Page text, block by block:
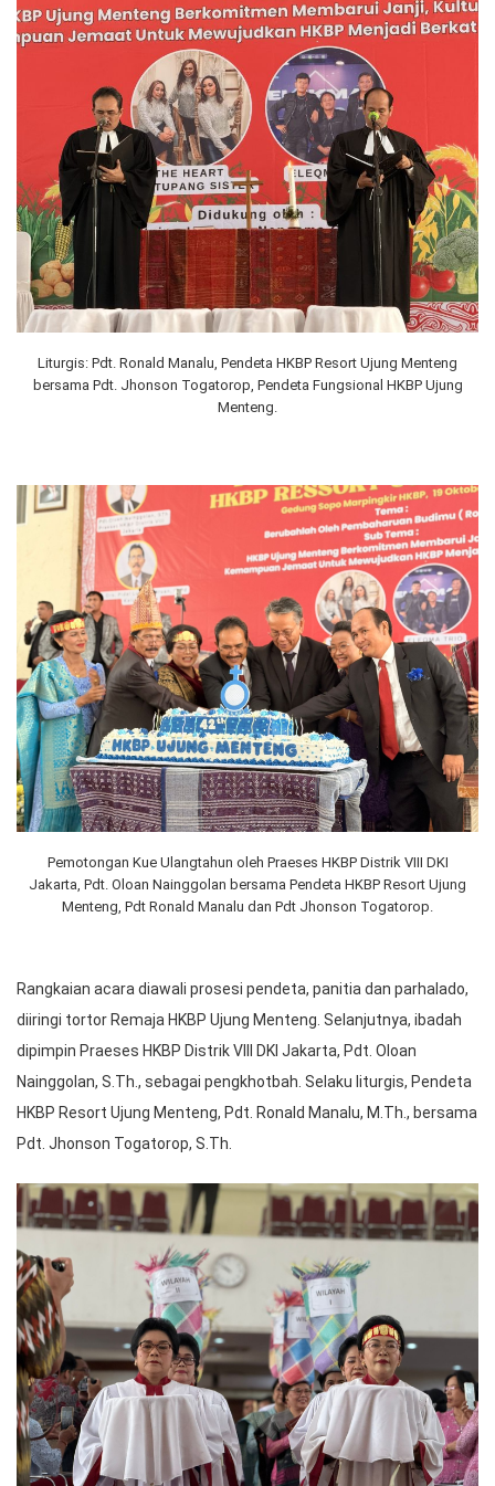
Liturgis: Pdt. Ronald Manalu, Pendeta HKBP Resort Ujung Menteng
bersama Pdt. Jhonson Togatorop, Pendeta Fungsional HKBP Ujung
Menteng.
Pemotongan Kue Ulangtahun oleh Praeses HKBP Distrik VIII DKI
Jakarta, Pdt. Oloan Nainggolan bersama Pendeta HKBP Resort Ujung
Menteng, Pdt Ronald Manalu dan Pdt Jhonson Togatorop.
Rangkaian acara diawali prosesi pendeta, panitia dan parhalado,
diiringi tortor Remaja HKBP Ujung Menteng. Selanjutnya, ibadah
dipimpin Praeses HKBP Distrik VIII DKI Jakarta, Pdt. Oloan
Nainggolan, S.Th., sebagai pengkhotbah. Selaku liturgis, Pendeta
HKBP Resort Ujung Menteng, Pdt. Ronald Manalu, M.Th., bersama
Pdt. Jhonson Togatorop, S.Th.